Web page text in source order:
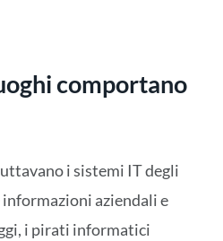
comportano
i sistemi IT degli
aziendali e
i pirati informatici